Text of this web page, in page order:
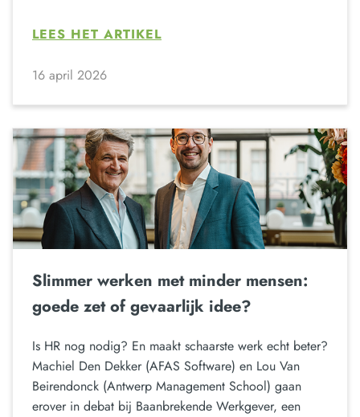
LEES HET ARTIKEL
16 april 2026
Slimmer werken met minder mensen:
goede zet of gevaarlijk idee?
Is HR nog nodig? En maakt schaarste werk echt beter?
Machiel Den Dekker (AFAS Software) en Lou Van
Beirendonck (Antwerp Management School) gaan
erover in debat bij Baanbrekende Werkgever, een